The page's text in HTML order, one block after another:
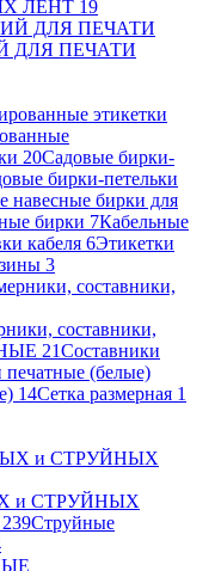
ЛЕНТ 19
ДЛЯ ПЕЧАТИ
20Садовые бирки-
бирки-петельки
навесные бирки для
бирки 7Кабельные
кабеля 6Этикетки
3
составники,
21Составники
печатные (белые)
14Сетка размерная 1
и СТРУЙНЫХ
239Струйные